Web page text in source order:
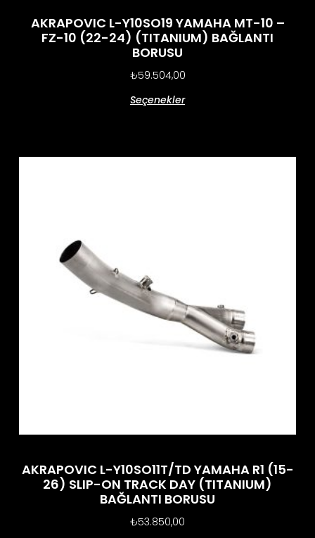
AKRAPOVIC L-Y10SO19 YAMAHA MT-10 –
FZ-10 (22-24) (TITANIUM) BAĞLANTI
BORUSU
₺59.504,00
Seçenekler
AKRAPOVIC L-Y10SO11T/TD YAMAHA R1 (15-
26) SLIP-ON TRACK DAY (TITANIUM)
BAĞLANTI BORUSU
₺53.850,00